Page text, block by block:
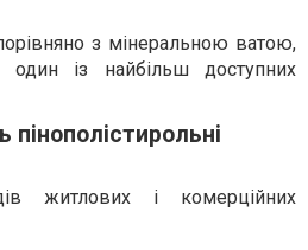
з мінеральною ватою,
один із найбільш доступних
житлових і комерційних